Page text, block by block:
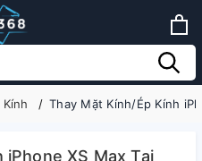
Thay Mặt Kính/Ép Kính
XS Max Tại